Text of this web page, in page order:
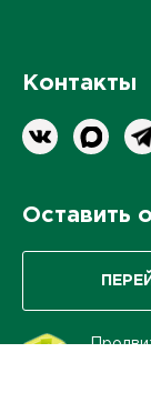
Контакты
Оставить